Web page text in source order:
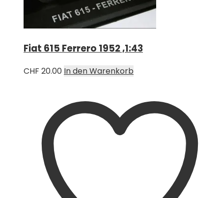
Fiat 615 Ferrero 1952 ,1:43
CHF 20.00 In den Warenkorb